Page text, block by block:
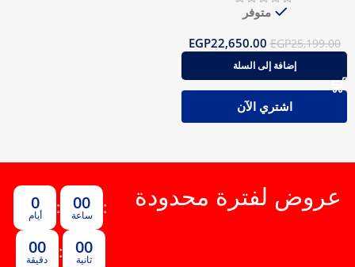
متوفر
EGP25,199.00
EGP22,650.00
إضافة إلى السلة
اشتري الآن
0
أيام : 00
ساعة
:
00
دقيقة : 00
ثانية
عروض لفترة محدودة